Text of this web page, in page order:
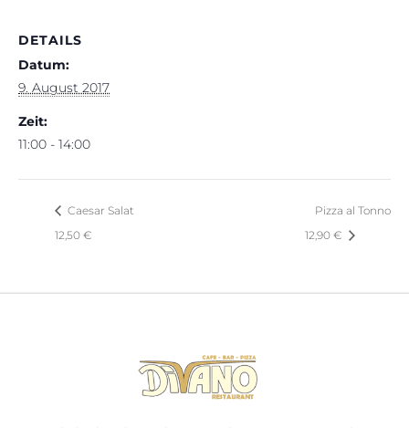
DETAILS
Datum:
9. August 2017
Zeit:
11:00 - 14:00
Caesar Salat
12,50 €
Pizza al Tonno
12,90 €